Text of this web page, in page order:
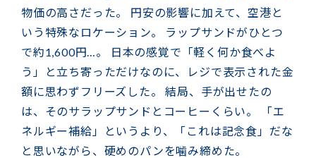
物価の高さだった。 円安の影響に加えて、空港と
いう特殊なロケーション。 ラップサンドがひとつ
で約1,600円…。 日本の感覚で「軽く何か食べよ
う」と立ち寄っただけなのに、レジで表示された金
額に思わずフリーズした。 結局、手が出せたの
は、そのサラップサンドとコーヒーくらい。 「エ
ネルギー補給」というより、「これは記念食」だな
と思いながら、硬めのパンを噛み締めた。